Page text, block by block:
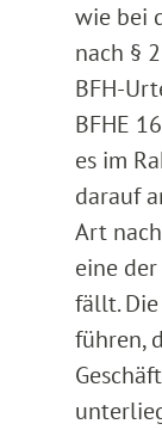
wie bei
nach §
BFH-
BFHE
es im
darauf
Art
eine
fällt.
führen,